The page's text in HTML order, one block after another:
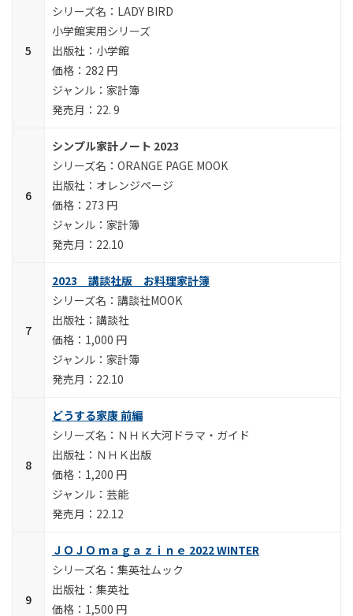
LADY BIRD
小学館実用シリーズ
小学館
282 円
家計簿
22. 9
シンプル家計ノート 2023
ORANGE PAGE MOOK
オレンジページ
273 円
家計簿
22.10
2023 講談社版 お料理家計簿
講談社MOOK
講談社
1,000 円
家計簿
22.10
どうする家康 前編
ＮＨＫ大河ドラマ・ガイド
ＮＨＫ出版
1,200 円
芸能
22.12
ＪＯＪＯ ｍａｇａｚｉｎｅ 2022 WINTER
集英社ムック
集英社
1,500 円